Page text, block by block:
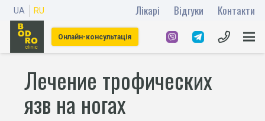
UA RU Лікарі Відгуки Контакти
Онлайн-консультація
Лечение трофических
язв на ногах